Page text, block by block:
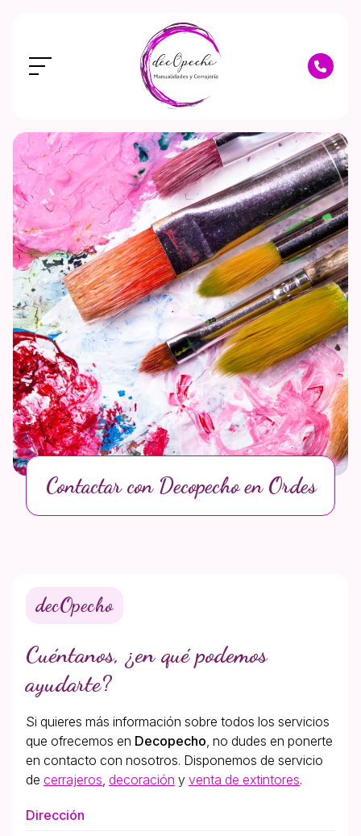
Contactar con Decopecho en Ordes
decOpecho
Cuéntanos, ¿en qué podemos
ayudarte?
Si quieres más información sobre todos los servicios
que ofrecemos en Decopecho, no dudes en ponerte
en contacto con nosotros. Disponemos de servicio
de cerrajeros, decoración y venta de extintores.
Dirección